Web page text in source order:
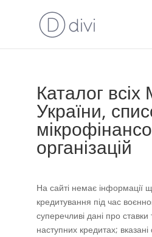
Каталог
України,
організацій
На сайті немає інформації
кредитування під час
суперечливі дані про ставки
наступних кредитах;